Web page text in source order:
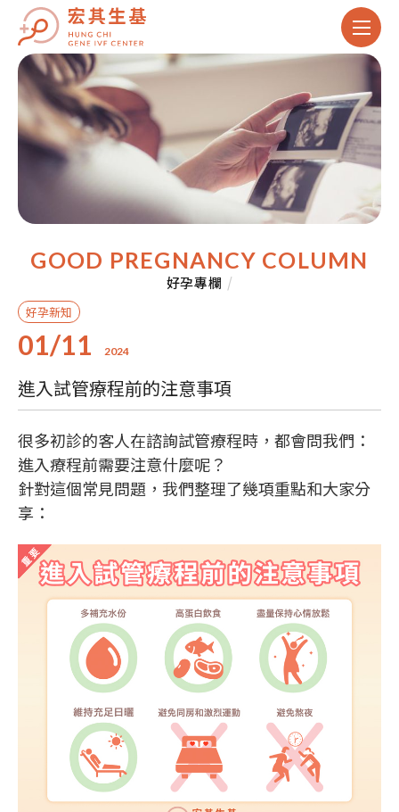
GOOD PREGNANCY COLUMN
好孕專欄 /
好孕新知
01/11 2024
進入試管療程前的注意事項
很多初診的客人在諮詢試管療程時，都會問我們：
進入療程前需要注意什麼呢？
針對這個常見問題，我們整理了幾項重點和大家分
享：